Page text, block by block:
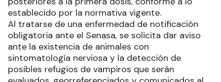
establecido por la normativa vigente.
Al tratarse de una enfermedad de notificación
obligatoria ante el Senasa, se solicita dar aviso
ante la existencia de animales con
sintomatología nerviosa y la detección de
posibles refugios de vampiros que serán